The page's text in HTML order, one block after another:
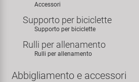
Accessori
Supporto per biciclette
Supporto per biciclette
Rulli per allenamento
Rulli per allenamento
Abbigliamento e accessori